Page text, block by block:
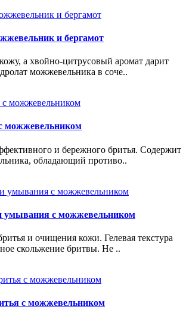
и бергамот
а хвойно-цитрусовый аромат дарит
можжевельника в соче..
можжевельником
и бережного бритья. Содержит
обладающий противо..
умывания с можжевельником
и очищения кожи. Гелевая текстура
скольжение бритвы. Не ..
с можжевельником